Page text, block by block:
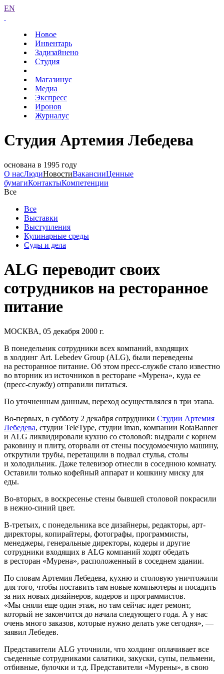
EN
Новое
Инвентарь
Задизайнено
Студия
Магазинус
Медиа
Экспресс
Иронов
Журналус
Студия Артемия Лебедева
основана в 1995 году
О насЛюдиНовостиВакансииЦенные
бумагиКонтактыКомпетенции
Все
Все
Выставки
Выступления
Кулинарные среды
Суды и дела
ALG переводит своих
сотрудников на ресторанное
питание
МОСКВА, 05 декабря 2000 г.
В понедельник сотрудники всех компаний, входящих
в холдинг Art. Lebedev Group (ALG), были переведены
на ресторанное питание. Об этом пресс-службе стало известно
во вторник из источников в ресторане «Мурена», куда ее
(пресс-службу) отправили питаться.
По уточненным данным, переход осуществлялся в три этапа.
Во-первых, в субботу 2 декабря сотрудники Студии Артемия
Лебедева, студии TeleType, студии iman, компании RotaBanner
и ALG ликвидировали кухню со столовой: выдрали с корнем
раковину и плиту, оторвали от стены посудомоечную машину,
открутили трубы, перетащили в подвал стулья, столы
и холодильник. Даже телевизор отнесли в соседнюю комнату.
Оставили только кофейный аппарат и кошкину миску для
еды.
Во-вторых, в воскресенье стены бывшей столовой покрасили
в нежно-синий цвет.
В-третьих, с понедельника все дизайнеры, редакторы, арт-
директоры, копирайтеры, фотографы, программисты,
менеджеры, генеральные директоры, кодеры и другие
сотрудники входящих в ALG компаний ходят обедать
в ресторан «Мурена», расположенный в соседнем здании.
По словам Артемия Лебедева, кухню и столовую уничтожили
для того, чтобы поставить там новые компьютеры и посадить
за них новых дизайнеров, кодеров и программистов.
«Мы сняли еще один этаж, но там сейчас идет ремонт,
который не закончится до начала следующего года. А у нас
очень много заказов, которые нужно делать уже сегодня», —
заявил Лебедев.
Представители ALG уточнили, что холдинг оплачивает все
съеденные сотрудниками салатики, закуски, супы, пельмени,
отбивные, булочки и т.д. Представители «Мурены», в свою